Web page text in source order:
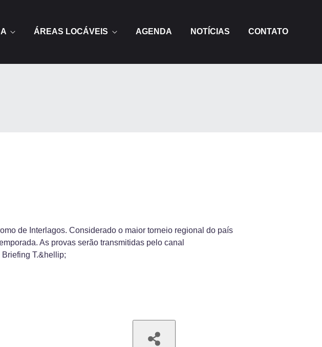
ÁREAS LOCÁVEIS AGENDA NOTÍCIAS CONTATO
de Interlagos. Considerado o maior torneio regional do país
As provas serão transmitidas pelo canal
T.&hellip;